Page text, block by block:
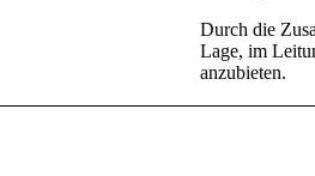
Durch die
Lage, im
anzubieten.